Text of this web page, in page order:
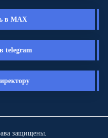
в MAX
telegram
защищены.